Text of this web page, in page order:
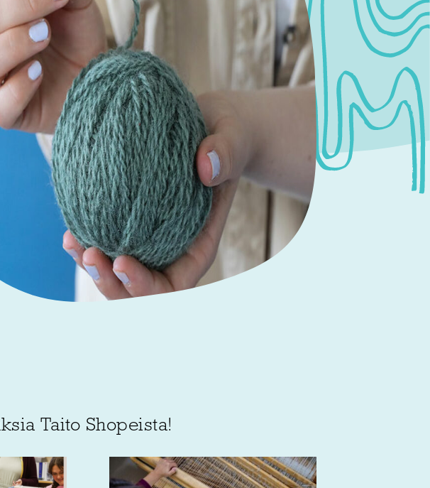
Taito Shopeista!